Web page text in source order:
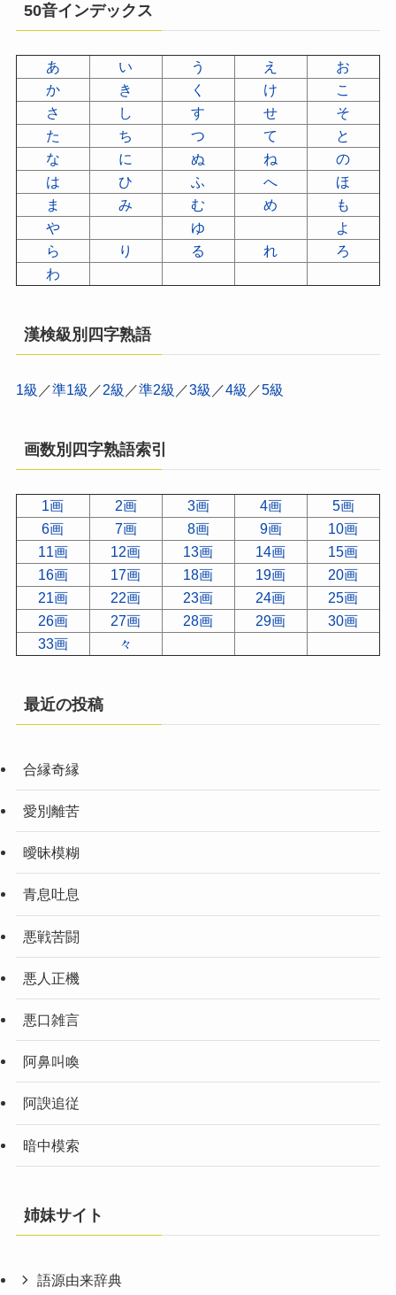
50音インデックス
あ い う え
お
か
き く け
こ
さ
し す せ
そ
た
ち つ て
と
な
に ぬ ね
の
は
ひ ふ へ
ほ
ま
み む め
も
や
ゆ
よ
ら
り る れ
ろ
わ
漢検級別四字熟語
1級 ／準1級 ／2級 ／準2級 ／3級 ／4級 ／5級
画数別四字熟語索引
1画 2画 3画 4画
5画
6画
7画 8画 9画
10画
11画
12画 13画 14画
15画
16画
17画 18画 19画
20画
21画
22画 23画 24画
25画
26画
27画 28画 29画
30画
33画
々
最近の投稿
合縁奇縁
愛別離苦
曖昧模糊
青息吐息
悪戦苦闘
悪人正機
悪口雑言
阿鼻叫喚
阿諛追従
暗中模索
姉妹サイト
語源由来辞典